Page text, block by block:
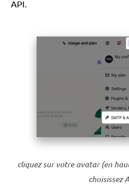
API.
cliquez sur votre avatar (en
choisissez